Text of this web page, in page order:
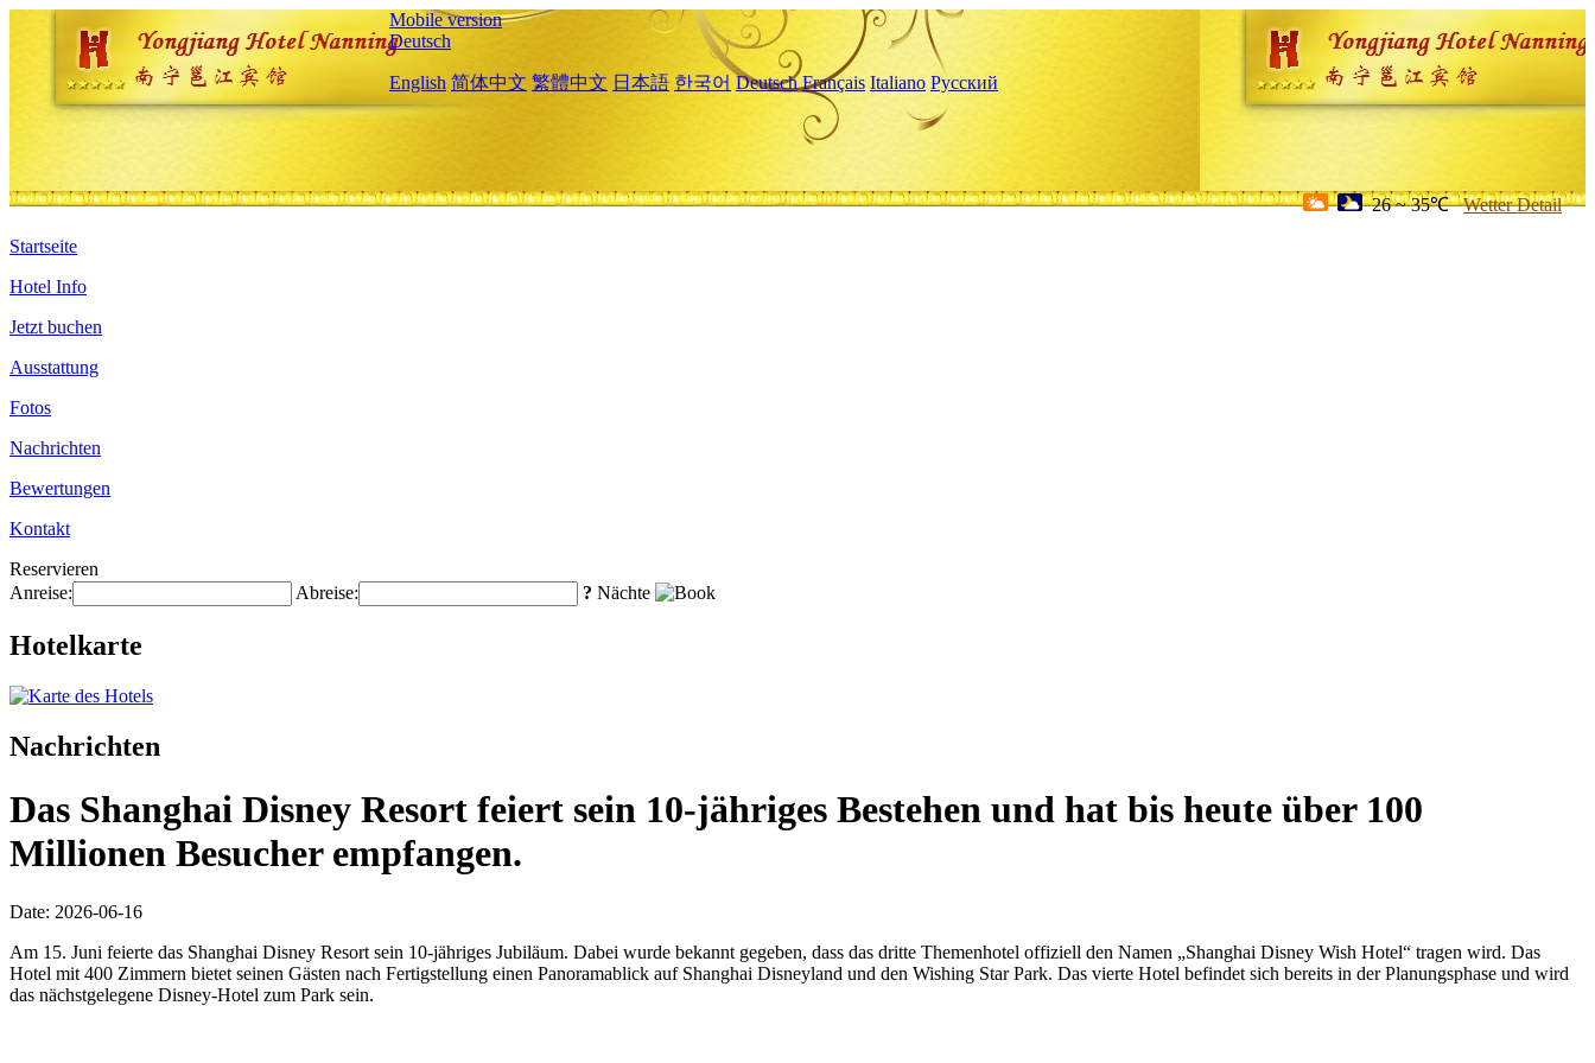
Mobile version
Deutsch
English 简体中文 繁體中文 日本語 한국어 Deutsch Français Italiano Русский
26 ~ 35℃ Wetter Detail
Startseite
Hotel Info
Jetzt buchen
Ausstattung
Fotos
Nachrichten
Bewertungen
Kontakt
Reservieren
Anreise:
Abreise: ? Nächte
Hotelkarte
Nachrichten
Das Shanghai Disney Resort feiert sein 10-jähriges Bestehen und hat bis heute über 100
Millionen Besucher empfangen.
Date: 2026-06-16
Am 15. Juni feierte das Shanghai Disney Resort sein 10-jähriges Jubiläum. Dabei wurde bekannt gegeben, dass das dritte Themenhotel offiziell den Namen „Shanghai Disney Wish Hotel“ tragen wird. Das
Hotel mit 400 Zimmern bietet seinen Gästen nach Fertigstellung einen Panoramablick auf Shanghai Disneyland und den Wishing Star Park. Das vierte Hotel befindet sich bereits in der Planungsphase und wird
das nächstgelegene Disney-Hotel zum Park sein.